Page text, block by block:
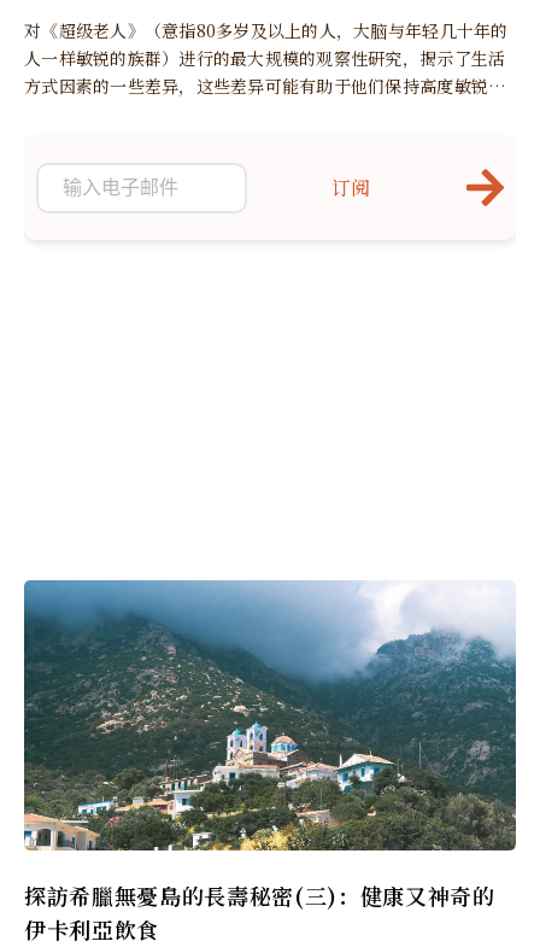
对《超级老人》（意指80多岁及以上的人，大脑与年轻几十年的
人一样敏锐的族群）进行的最大规模的观察性研究，揭示了生活
方式因素的一些差异，这些差异可能有助于他们保持高度敏锐的
探訪希臘無憂島的長壽秘密(三)：健康又神奇的
伊卡利亞飲食
订阅